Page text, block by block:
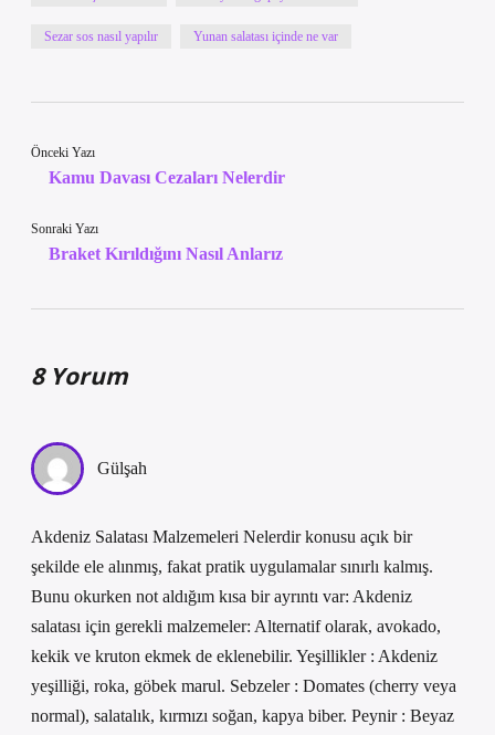
Sezar sos nasıl yapılır Yunan salatası içinde ne var
Önceki Yazı
Kamu Davası Cezaları Nelerdir
Sonraki Yazı
Braket Kırıldığını Nasıl Anlarız
8 Yorum
Gülşah
Akdeniz Salatası Malzemeleri Nelerdir konusu açık bir
şekilde ele alınmış, fakat pratik uygulamalar sınırlı kalmış.
Bunu okurken not aldığım kısa bir ayrıntı var: Akdeniz
salatası için gerekli malzemeler: Alternatif olarak, avokado,
kekik ve kruton ekmek de eklenebilir. Yeşillikler : Akdeniz
yeşilliği, roka, göbek marul. Sebzeler : Domates (cherry veya
normal), salatalık, kırmızı soğan, kapya biber. Peynir : Beyaz